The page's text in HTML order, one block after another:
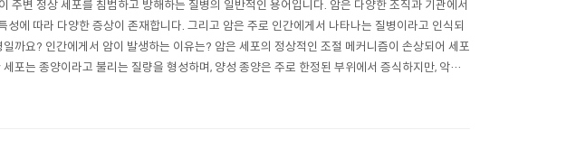
주변 정상 세포를 침범하고 방해하는 질병의 일반적인 용어입니다. 암은 다양한 조직과 기관에서
성에 따라 다양한 증상이 존재합니다. 그리고 암은 주로 인간에게서 나타나는 질병이라고 인식되
까요? 인간에게서 암이 발생하는 이유는? 암은 세포의 정상적인 조절 메커니즘이 손상되어 세포
포는 종양이라고 불리는 질량을 형성하며, 양성 종양은 주로 한정된 부위에서 증식하지만, 악성
니다. 암이 유발하는 이유도 다양합니다. 주로 암은 유전적인 요인이 있습..